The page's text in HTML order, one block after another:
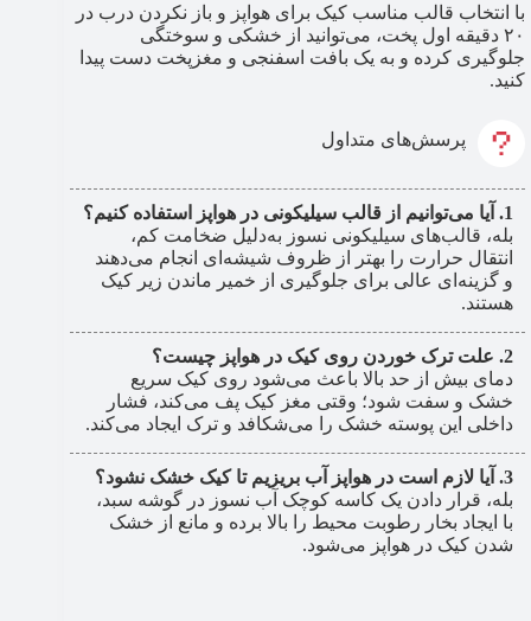
با انتخاب قالب مناسب کیک برای هواپز و باز نکردن درب در
۲۰ دقیقه اول پخت، می‌توانید از خشکی و سوختگی
جلوگیری کرده و به یک بافت اسفنجی و مغزپخت دست پیدا
کنید.
پرسش‌های متداول
آیا می‌توانیم از قالب سیلیکونی در هواپز استفاده کنیم؟
بله، قالب‌های سیلیکونی نسوز به‌دلیل ضخامت کم،
انتقال حرارت را بهتر از ظروف شیشه‌ای انجام می‌دهند
و گزینه‌ای عالی برای جلوگیری از خمیر ماندن زیر کیک
هستند.
علت ترک خوردن روی کیک در هواپز چیست؟
دمای بیش از حد بالا باعث می‌شود روی کیک سریع
خشک و سفت شود؛ وقتی مغز کیک پف می‌کند، فشار
داخلی این پوسته خشک را می‌شکافد و ترک ایجاد می‌کند.
آیا لازم است در هواپز آب بریزیم تا کیک خشک نشود؟
بله، قرار دادن یک کاسه کوچک آب نسوز در گوشه سبد،
با ایجاد بخار رطوبت محیط را بالا برده و مانع از خشک
شدن کیک در هواپز می‌شود.